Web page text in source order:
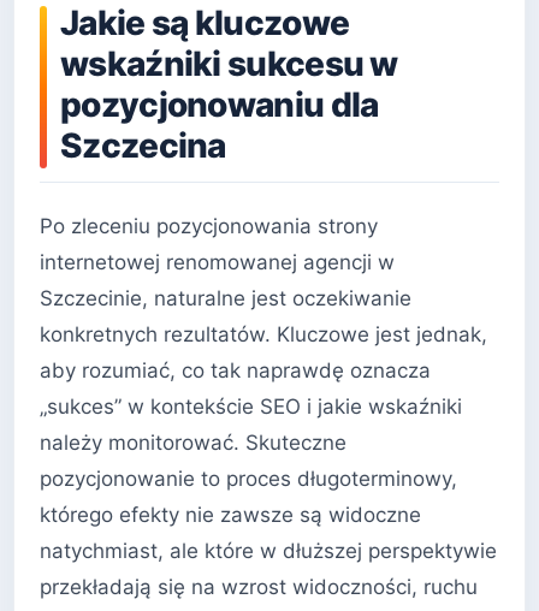
Jakie są kluczowe
wskaźniki sukcesu w
pozycjonowaniu dla
Szczecina
Po zleceniu pozycjonowania strony
internetowej renomowanej agencji w
Szczecinie, naturalne jest oczekiwanie
konkretnych rezultatów. Kluczowe jest jednak,
aby rozumiać, co tak naprawdę oznacza
„sukces” w kontekście SEO i jakie wskaźniki
należy monitorować. Skuteczne
pozycjonowanie to proces długoterminowy,
którego efekty nie zawsze są widoczne
natychmiast, ale które w dłuższej perspektywie
przekładają się na wzrost widoczności, ruchu